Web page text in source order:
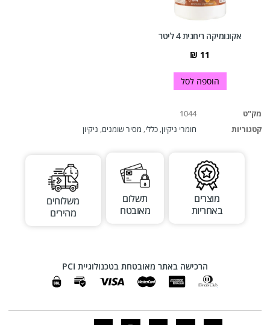
אקונומיקה ריחנית 4 ליטר
11
₪
הוספה לסל
מק"ט
1044
קטגוריות
חומרי ניקיון, כללי, מסיר שומנים, ניקיון
מוצרים
באחריות
תשלום
מאובטח
משלוחים
מהירים
הרכישה באתר מאובטחת בטכנולוגיית PCI